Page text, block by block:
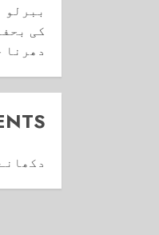
ببرلو
کی
دھرنا